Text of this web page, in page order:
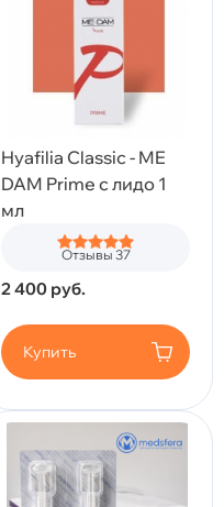
Hyafilia Classic - ME
DAM Prime с лидо 1
мл
Отзывы 37
2 400 руб.
Купить